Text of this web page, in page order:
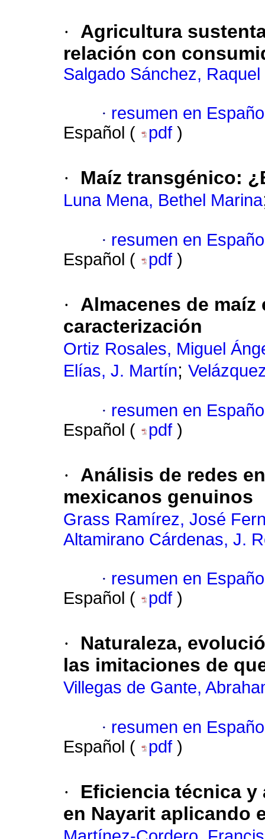
·
Agricultura
relación con
Salgado Sánchez, Raquel
· resumen en
Español (
pdf )
· Maíz transgénico:
Luna Mena, Bethel Marina
· resumen en
Español (
pdf )
·
Almacenes de maíz
caracterización
Ortiz Rosales, Miguel
Elías, J. Martín;
· resumen en
Español (
pdf )
·
Análisis de redes
mexicanos genuinos
Grass Ramírez, José
Altamirano Cárdenas, J.
· resumen en
Español (
pdf )
·
Naturaleza,
las imitaciones de
Villegas de Gante,
· resumen en
Español (
pdf )
·
Eficiencia técnica y
en Nayarit aplicando